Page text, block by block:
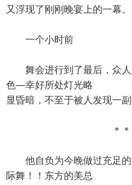
又浮现了刚刚晚宴上的一幕。
一个小时前
舞会进行到了最后，众人
色—幸好所处灯光略
显昏暗，不至于被人发现一
＊＊＊ ＊
他自负为今晚做过充足的
际舞！！东方的美总